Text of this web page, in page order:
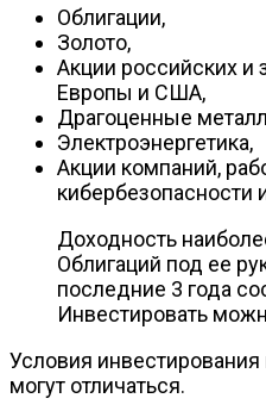
Облигации,
Золото,
Акции российских
Европы и США,
Драгоценные
Электроэнергетика,
Акции компаний,
кибербезопасности
Доходность
Облигаций под ее
последние 3 года
Инвестировать
Условия
могут отличаться.